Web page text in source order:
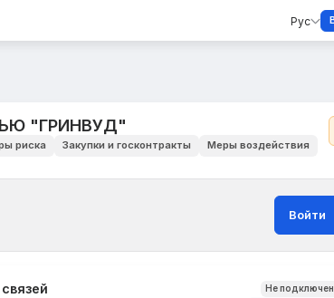
Рус
"ГРИНВУД"
риска Закупки и госконтракты
Меры воздействия
Войти
Не